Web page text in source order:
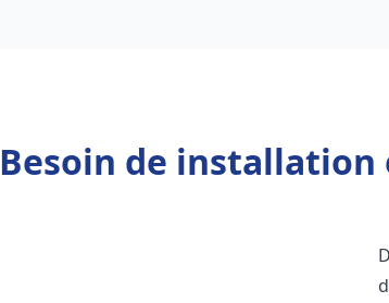
Besoin de installation